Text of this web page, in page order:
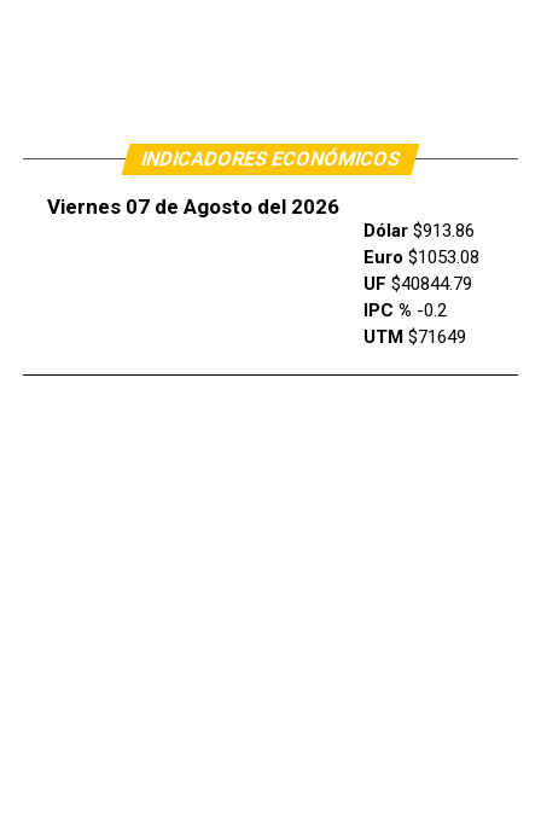
INDICADORES ECONÓMICOS
Viernes 07 de Agosto del 2026
Dólar$913.86
Euro $1053.08
UF $40844.79
IPC % -0.2
UTM $71649